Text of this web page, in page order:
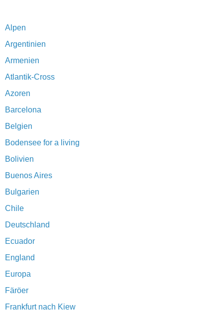
Alpen
Argentinien
Armenien
Atlantik-Cross
Azoren
Barcelona
Belgien
Bodensee for a living
Bolivien
Buenos Aires
Bulgarien
Chile
Deutschland
Ecuador
England
Europa
Färöer
Frankfurt nach Kiew